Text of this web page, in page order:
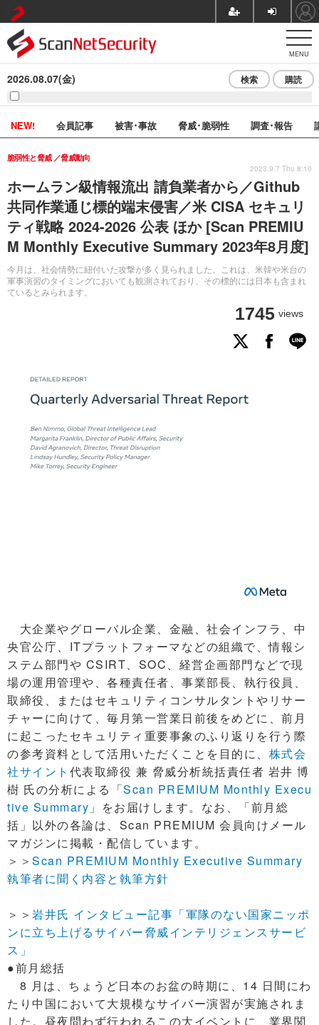
MENU
2026.08.07(金) 検索 購読
NEW! 会員記事 被害･事故 脅威･脆弱性 調査･報告
ホームラン級情報流出 請負業者から／Github
共同作業通じ標的端末侵害／米 CISA セキュリ
ティ戦略 2024-2026 公表 ほか [Scan PREMIU
M Monthly Executive Summary 2023年8月度]
今月は、社会情勢に紐付いた攻撃が多く見られました。これは、米韓や米台の
軍事演習のタイミングにおいても観測されており、その標的には日本も含まれ
ているとみられます。
脆弱性と脅威 脅威動向
1745 views
2023.9.7 Thu 8:10
大企業やグローバル企業、金融、社会インフラ、中
央官公庁、ITプラットフォーマなどの組織で、情報シ
ステム部門や CSIRT、SOC、経営企画部門などで現
場の運用管理や、各種責任者、事業部長、執行役員、
取締役、またはセキュリティコンサルタントやリサー
チャーに向けて、毎月第一営業日前後をめどに、前月
に起こったセキュリティ重要事象のふり返りを行う際
の参考資料として活用いただくことを目的に、 株式会
社サイント 代表取締役 兼 脅威分析統括責任者 岩井 博
樹 氏の分析による「Scan PREMIUM Monthly Execu
tive Summary 」をお届けします。なお、「前月総
括」以外の各論は、Scan PREMIUM 会員向けメール
マガジンに掲載・配信しています。
＞＞ Scan PREMIUM Monthly Executive Summary
執筆者に聞く内容と執筆方針
＞＞ 岩井氏 インタビュー記事「軍隊のない国家ニッポ
ンに立ち上げるサイバー脅威インテリジェンスサービ
ス」
●前月総括
8 月は、ちょうど日本のお盆の時期に、14 日間にわ
たり中国において大規模なサイバー演習が実施されま
した。昼夜問わず行われるこの大イベントに、業界関